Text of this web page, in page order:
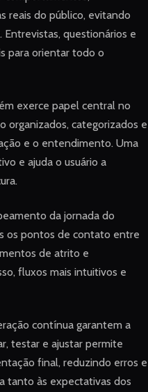
reais do público, evitando
Entrevistas, questionários e
para orientar todo o
exerce papel central no
organizados, categorizados e
e o entendimento. Uma
e ajuda o usuário a
da jornada do
os pontos de contato entre
de atrito e
fluxos mais intuitivos e
contínua garantem a
testar e ajustar permite
final, reduzindo erros e
tanto às expectativas dos